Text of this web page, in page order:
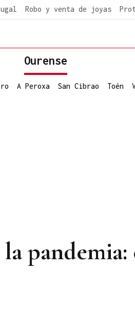
Robo y venta de joyas
Ourense
A Peroxa San Cibrao Toén